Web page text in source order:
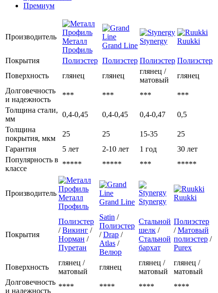
Премиум
Производитель
Металл
Профиль
Grand Line
Stynergy Ruukki
Покрытия Полиэстер Полиэстер Полиэстер Полиэстер
Поверхность
глянец глянец
глянец /
матовый
глянец
Долговечность
и надежность
*** *** ***
***
Толщина стали,
мм
0,4-0,45 0,4-0,45 0,4-0,47
0,5
Толщина
покрытия, мкм
25 25 15-35
25
Гарантия
5 лет 2-10 лет 1 год
30 лет
Популярность в
классе
***** ***** *** *****
Производитель
Металл
Профиль
Grand Line Stynergy Ruukki
Покрытия
Полиэстер
/Викинг /
Норман /
Пуретан
Satin /
Полиэстер
/Drap /
Atlas /
Велюр
Стальной
шелк /
Стальной
бархат
Полиэстер
/Матовый
полиэстер /
Purex
Поверхность
глянец /
матовый
глянец
глянец /
матовый
глянец /
матовый
Долговечность
и надежность
**** **** ****
****